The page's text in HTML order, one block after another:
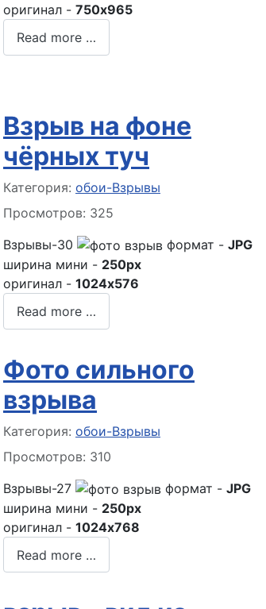
оригинал - 750x965
Read more …
Взрыв на фоне
чёрных туч
Информация о материале
Категория: обои-Взрывы
Просмотров: 325
Взрывы-30
формат - JPG
ширина мини - 250px
оригинал - 1024x576
Read more …
Фото сильного
взрыва
Информация о материале
Категория: обои-Взрывы
Просмотров: 310
Взрывы-27
формат - JPG
ширина мини - 250px
оригинал - 1024x768
Read more …